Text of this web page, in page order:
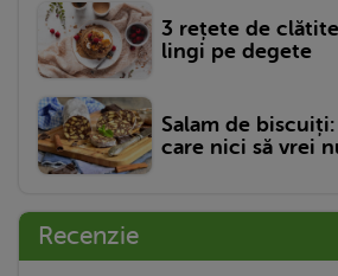
3 rețete de
lingi pe degete
Salam de
care nici să vrei
Recenzie